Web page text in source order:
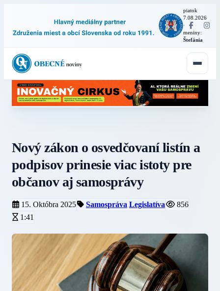
piatok
7.08.2026
·
meniny:
Štefánia
Nový zákon o osvedčovaní listín a
podpisov prinesie viac istoty pre
občanov aj samosprávy
15. Októbra 2025 Samospráva Legislatíva
856
1:41